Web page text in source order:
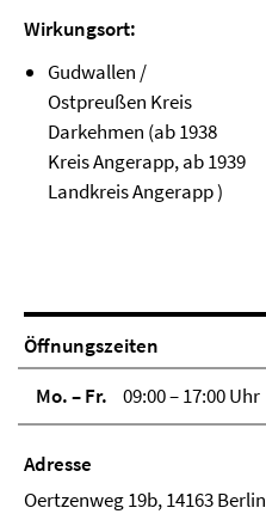
Wirkungsort:
Gudwallen /
Ostpreußen Kreis
Darkehmen (ab 1938
Kreis Angerapp, ab 1939
Landkreis Angerapp )
Öffnungszeiten
Mo. – Fr.
09:00 – 17:00 Uhr
Adresse
Oertzenweg 19b, 14163 Berlin